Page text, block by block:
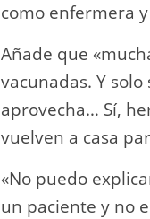
como enfermera
Añade que
vacunadas. Y
aprovecha… Sí,
vuelven a casa
«No puedo
un paciente y no